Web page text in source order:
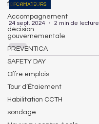
fermeture
Accompagnement
décision
gouvernementale
PREVENTICA
SAFETY DAY
Offre emplois
Tour d’Étaiement
Habilitation CCTH
sondage
FORMATEURS
24 sept. 2024 2 min de lecture